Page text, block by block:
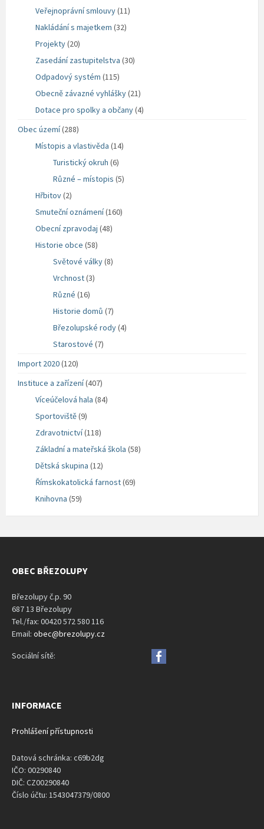
Veřejnoprávní smlouvy(11)
Nakládání s majetkem (32)
Projekty(20)
Zasedání zastupitelstva (30)
Odpadový systém (115)
Obecně závazné vyhlášky(21)
Dotace pro spolky a občany(4)
Obec území(288)
Místopis a vlastivěda (14)
Turistický okruh (6)
Různé – místopis (5)
Hřbitov(2)
Smuteční oznámení(160)
Obecní zpravodaj (48)
Historie obce (58)
Světové války(8)
Vrchnost(3)
Různé (16)
Historie domů (7)
Březolupské rody(4)
Starostové (7)
Import 2020(120)
Instituce a zařízení(407)
Víceúčelová hala (84)
Sportoviště(9)
Zdravotnictví(118)
Základní a mateřská škola (58)
Dětská skupina (12)
Římskokatolická farnost(69)
Knihovna (59)
OBEC BŘEZOLUPY
Březolupy č.p. 90
687 13 Březolupy
Tel./fax: 00420 572 580 116
Email: obec@brezolupy.cz
Sociální sítě:
INFORMACE
Prohlášení přístupnosti
Datová schránka: c69b2dg
IČO: 00290840
DIČ: CZ00290840
Číslo účtu: 1543047379/0800